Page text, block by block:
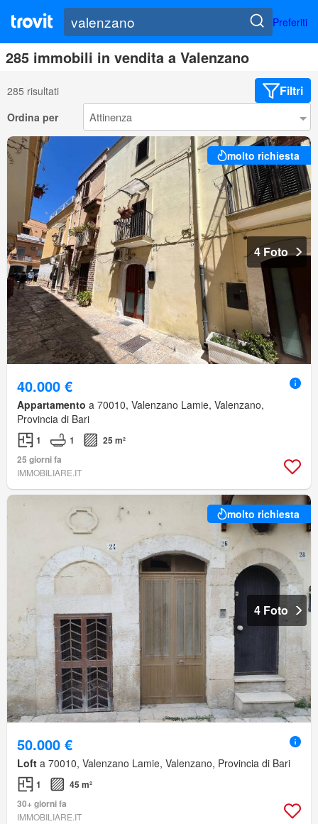
Preferiti
285 immobili in vendita a Valenzano
285 risultati Filtri
Ordina per
molto richiesta
4 Foto
40.000 €
Appartamento a 70010, Valenzano Lamie, Valenzano,
Provincia di Bari
1 1
25 m²
25 giorni fa
IMMOBILIARE.IT
molto richiesta
4 Foto
50.000 €
Loft a 70010, Valenzano Lamie, Valenzano, Provincia di Bari
1
45 m²
30+ giorni fa
IMMOBILIARE.IT